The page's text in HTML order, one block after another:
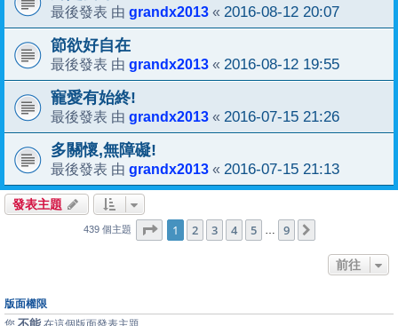
最後發表 由 grandx2013 « 2016-08-12 20:07
節欲好自在
最後發表 由 grandx2013 « 2016-08-12 19:55
寵愛有始終!
最後發表 由 grandx2013 « 2016-07-15 21:26
多關懷,無障礙!
最後發表 由 grandx2013 « 2016-07-15 21:13
發表主題
439 個主題 第1 頁 (共 頁)
1 2 3 4 5 9
前往
版面權限